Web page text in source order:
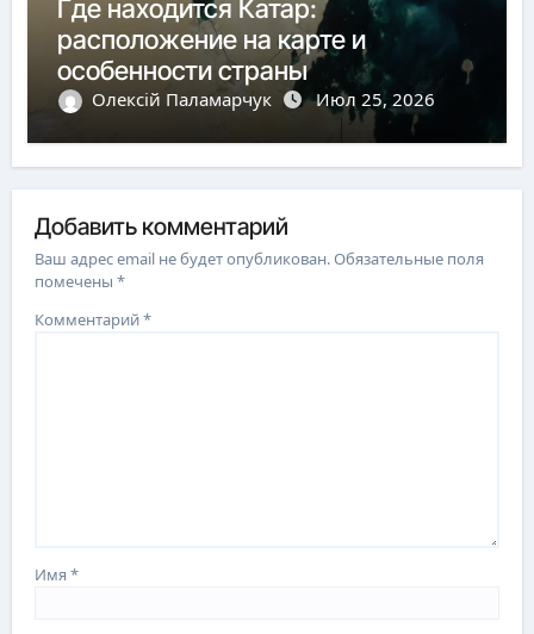
Где находится Катар:
расположение на карте и
особенности страны
Олексій Паламарчук Июл 25, 2026
Добавить комментарий
Ваш адрес email не будет опубликован.Обязательные поля
помечены*
Комментарий*
Имя*